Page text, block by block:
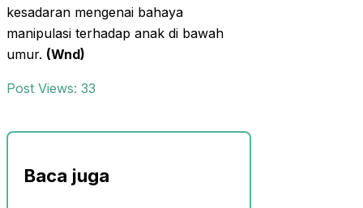
kesadaran mengenai bahaya
manipulasi terhadap anak di bawah
umur. (Wnd)
Post Views: 33
Baca juga